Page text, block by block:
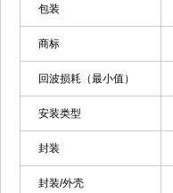
包装
商标
回波损耗（最小值）
安装类型
封装
封装/外壳